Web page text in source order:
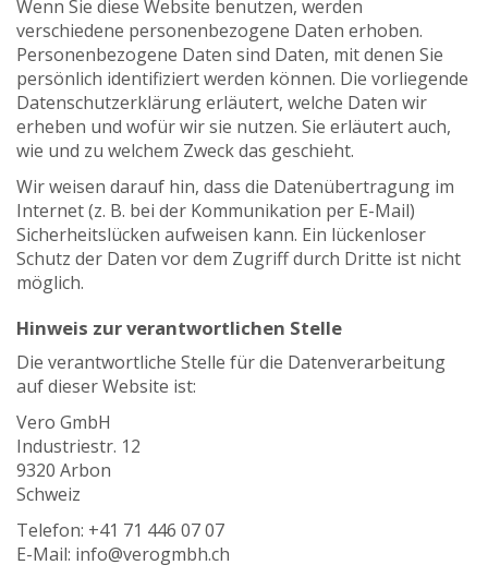
Wenn Sie diese Website benutzen, werden
verschiedene personenbezogene Daten erhoben.
Personenbezogene Daten sind Daten, mit denen Sie
persönlich identifiziert werden können. Die vorliegende
Datenschutzerklärung erläutert, welche Daten wir
erheben und wofür wir sie nutzen. Sie erläutert auch,
wie und zu welchem Zweck das geschieht.
Wir weisen darauf hin, dass die Datenübertragung im
Internet (z. B. bei der Kommunikation per E-Mail)
Sicherheitslücken aufweisen kann. Ein lückenloser
Schutz der Daten vor dem Zugriff durch Dritte ist nicht
möglich.
Hinweis zur verantwortlichen Stelle
Die verantwortliche Stelle für die Datenverarbeitung
auf dieser Website ist:
Vero GmbH
Industriestr. 12
9320 Arbon
Schweiz
Telefon: +41 71 446 07 07
E-Mail: info@verogmbh.ch